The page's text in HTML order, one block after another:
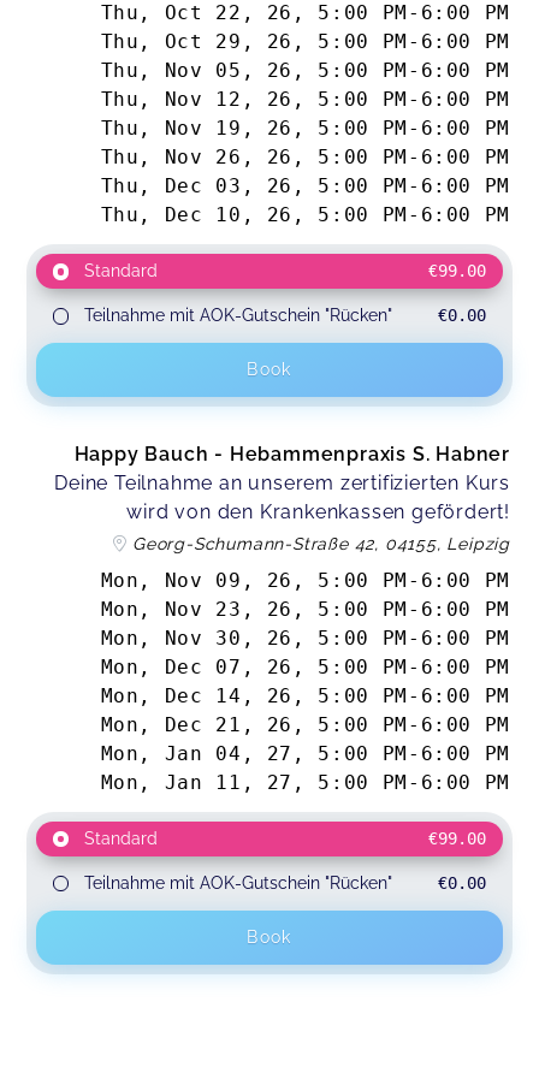
Thu, Oct 22, 26 , 5:00 PM - 6:00 PM
Thu, Oct 29, 26 , 5:00 PM - 6:00 PM
Thu, Nov 05, 26 , 5:00 PM - 6:00 PM
Thu, Nov 12, 26 , 5:00 PM - 6:00 PM
Thu, Nov 19, 26 , 5:00 PM - 6:00 PM
Thu, Nov 26, 26 , 5:00 PM - 6:00 PM
Thu, Dec 03, 26 , 5:00 PM - 6:00 PM
Thu, Dec 10, 26 , 5:00 PM - 6:00 PM
Standard €99.00
Teilnahme mit AOK-Gutschein "Rücken" €0.00
Book
Happy Bauch - Hebammenpraxis S. Habner
Deine Teilnahme an unserem zertifizierten Kurs
wird von den Krankenkassen gefördert!
Georg-Schumann-Straße 42, 04155, Leipzig
Mon, Nov 09, 26 , 5:00 PM - 6:00 PM
Mon, Nov 23, 26 , 5:00 PM - 6:00 PM
Mon, Nov 30, 26 , 5:00 PM - 6:00 PM
Mon, Dec 07, 26 , 5:00 PM - 6:00 PM
Mon, Dec 14, 26 , 5:00 PM - 6:00 PM
Mon, Dec 21, 26 , 5:00 PM - 6:00 PM
Mon, Jan 04, 27 , 5:00 PM - 6:00 PM
Mon, Jan 11, 27 , 5:00 PM - 6:00 PM
Standard €99.00
Teilnahme mit AOK-Gutschein "Rücken" €0.00
Book